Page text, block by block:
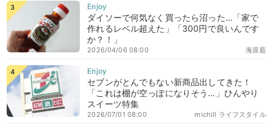
ダイソーで何気なく買ったら沼った…「家で
作れるレベル超えた」「300円で良いんです
か？！」
海原藍
2026/04/06 08:00
セブンがとんでもない新商品出してきた！
「これは棚が空っぽになりそう…」ひんやり
スイーツ特集
michill ライフスタイル
2026/07/01 08:00